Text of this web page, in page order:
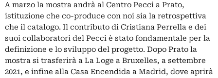
A marzo la mostra andrà al Centro Pecci a Prato,
istituzione che co-produce con noi sia la retrospettiva
che il catalogo. Il contributo di Cristiana Perrella e dei
suoi collaboratori del Pecci è stato fondamentale per la
definizione e lo sviluppo del progetto. Dopo Prato la
mostra si trasferirà a La Loge a Bruxelles, a settembre
2021, e infine alla Casa Encendida a Madrid, dove aprirà